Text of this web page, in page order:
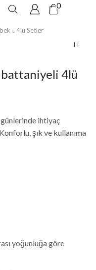
0
4lü Setler
4lü
günlerinde ihtiyaç
şık ve kullanıma
yoğunluğa göre